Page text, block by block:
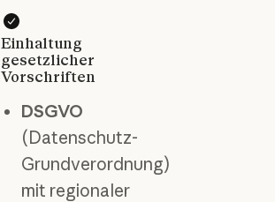
Einhaltung
gesetzlicher
Vorschriften
DSGVO
(Datenschutz-
Grundverordnung)
mit regionaler